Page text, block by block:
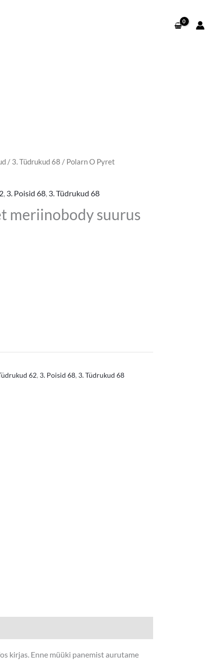
/ 3. Tüdrukud 68 / Polarn O Pyret
, 3. Poisid 68, 3. Tüdrukud 68
meriinobody suurus
62, 3. Poisid 68, 3. Tüdrukud 68
kirjas. Enne müüki panemist aurutame